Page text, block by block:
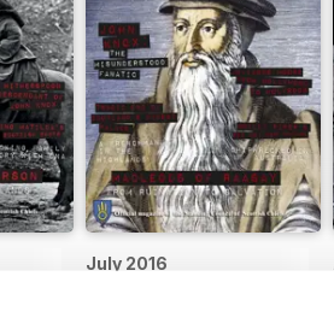
July 2016